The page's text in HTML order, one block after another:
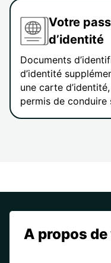
Votre
d’identité
Documents
d’identité
une carte
permis de conduire
A propos